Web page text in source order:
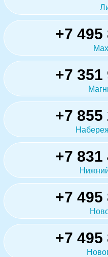
+7 495
+7 351
+7 855
+7 831
+7 495
+7 495